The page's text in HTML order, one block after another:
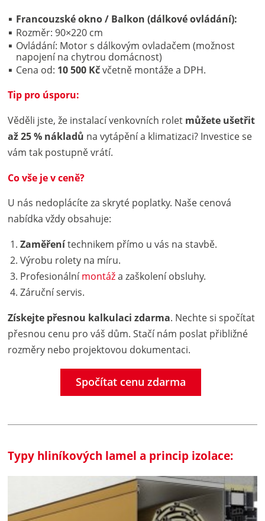
Francouzské okno / Balkon (dálkové ovládání):
Rozměr: 90×220 cm
Ovládání: Motor s dálkovým ovladačem (možnost
napojení na chytrou domácnost)
Cena od: 10 500 Kčvčetně montáže a DPH.
Tip pro úsporu:
Věděli jste, že instalací venkovních rolet můžete ušetřit
až 25 % nákladů na vytápění a klimatizaci? Investice se
vám tak postupně vrátí.
Co vše je v ceně?
U nás nedoplácíte za skryté poplatky. Naše cenová
nabídka vždy obsahuje:
Zaměřenítechnikem přímo u vás na stavbě.
Výrobu rolety na míru.
Profesionálnímontáža zaškolení obsluhy.
Záruční servis.
Získejte přesnou kalkulaci zdarma. Nechte si spočítat
přesnou cenu pro váš dům. Stačí nám poslat přibližné
rozměry nebo projektovou dokumentaci.
Spočítat cenu zdarma
Typy hliníkových lamel a princip izolace: